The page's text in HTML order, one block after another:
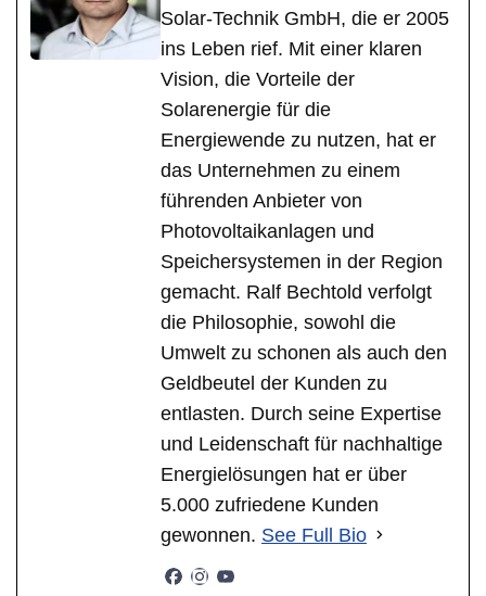
Solar-Technik GmbH, die er 2005
ins Leben rief. Mit einer klaren
Vision, die Vorteile der
Solarenergie für die
Energiewende zu nutzen, hat er
das Unternehmen zu einem
führenden Anbieter von
Photovoltaikanlagen und
Speichersystemen in der Region
gemacht. Ralf Bechtold verfolgt
die Philosophie, sowohl die
Umwelt zu schonen als auch den
Geldbeutel der Kunden zu
entlasten. Durch seine Expertise
und Leidenschaft für nachhaltige
Energielösungen hat er über
5.000 zufriedene Kunden
gewonnen. See Full Bio